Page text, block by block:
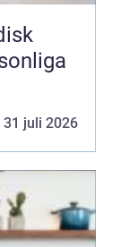
31 juli 2026